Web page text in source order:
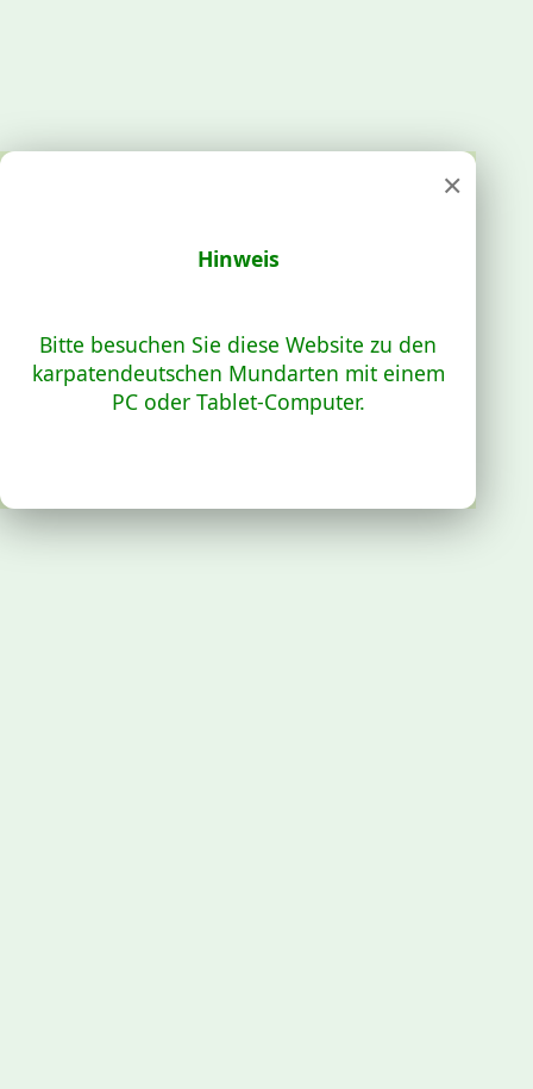
×
Hinweis
Bitte besuchen Sie diese Website zu den
karpatendeutschen Mundarten mit einem
PC oder Tablet-Computer.